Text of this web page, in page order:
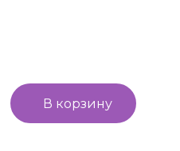
В корзину